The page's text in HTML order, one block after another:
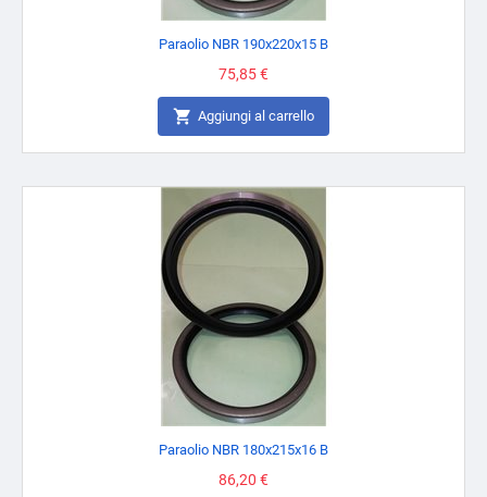
Paraolio NBR 190x220x15 B
Prezzo
75,85 €
 Aggiungi al carrello
Paraolio NBR 180x215x16 B
Prezzo
86,20 €